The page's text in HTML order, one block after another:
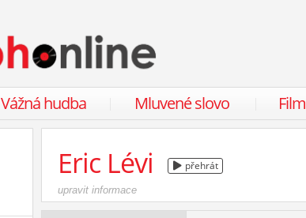
Vážná hudba Mluvené slovo Film
Eric Lévi přehrát
upravit informace